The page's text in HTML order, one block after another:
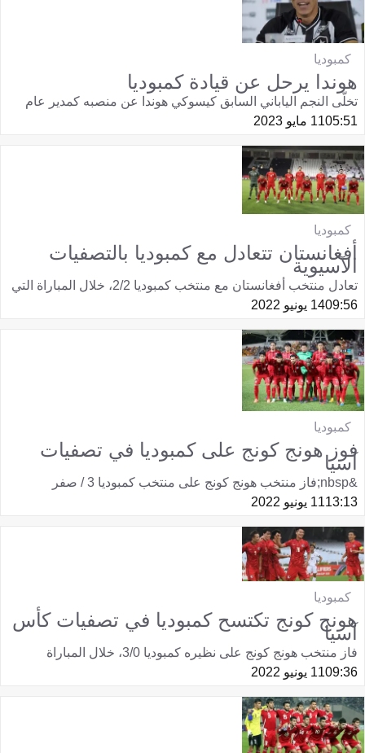
كمبوديا
هوندا يرحل عن قيادة كمبوديا
تخلّى النجم الياباني السابق كيسوكي هوندا عن منصبه كمدير عام
05:5111 مايو 2023
كمبوديا
أفغانستان تتعادل مع كمبوديا بالتصفيات
الآسيوية
تعادل منتخب أفغانستان مع منتخب كمبوديا 2/2، خلال المباراة التي
09:5614 يونيو 2022
كمبوديا
فوز هونج كونج على كمبوديا في تصفيات
آسيا
&nbsp;فاز منتخب هونج كونج على منتخب كمبوديا 3 / صفر
13:1311 يونيو 2022
كمبوديا
هونج كونج تكتسح كمبوديا في تصفيات كأس
آسيا
فاز منتخب هونج كونج على نظيره كمبوديا 3/0، خلال المباراة
09:3611 يونيو 2022